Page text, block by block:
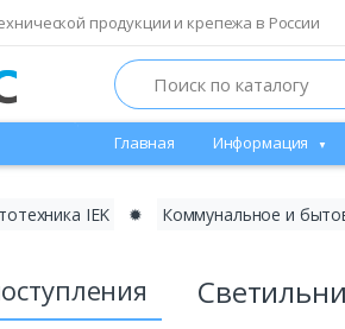
продукции и крепежа в России
Search
Главная Информация
IEK ✹ Коммунальное и